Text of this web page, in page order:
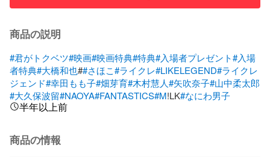
商品の説明
#君がトクベツ#映画#映画特典#特典#入場者プレゼント#入場
者特典#大橋和也##さほこ#ライクレ#LIKELEGEND#ライクレ
ジェンド#幸田もも子#畑芽育#木村慧人#矢吹奈子#山中柔太郎
#大久保波留#NAOYA#FANTASTICS#M!LK#なにわ男子
半年以上前
商品の情報